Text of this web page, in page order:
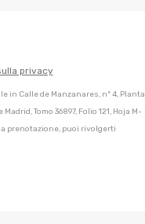
privacy
in Calle de Manzanares, nº 4, Planta
Tomo 36897, Folio 121, Hoja M-
prenotazione, puoi rivolgerti